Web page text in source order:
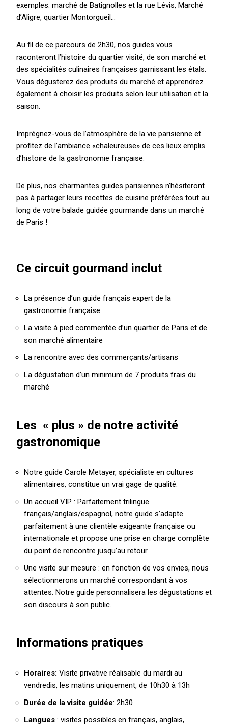
exemples: marché de Batignolles et la rue Lévis, Marché
d’Aligre, quartier Montorgueil…
Au fil de ce parcours de 2h30, nos guides vous
raconteront l’histoire du quartier visité, de son marché et
des spécialités culinaires françaises garnissant les étals.
Vous dégusterez des produits du marché et apprendrez
également à choisir les produits selon leur utilisation et la
saison.
Imprégnez-vous de l’atmosphère de la vie parisienne et
profitez de l’ambiance «chaleureuse» de ces lieux emplis
d’histoire de la gastronomie française.
De plus, nos charmantes guides parisiennes n’hésiteront
pas à partager leurs recettes de cuisine préférées tout au
long de votre balade guidée gourmande dans un marché
de Paris !
Ce circuit gourmand inclut
La présence d’un guide français expert de la
gastronomie française
La visite à pied commentée d’un quartier de Paris et de
son marché alimentaire
La rencontre avec des commerçants/artisans
La dégustation d’un minimum de 7 produits frais du
marché
Les « plus » de notre activité
gastronomique
Notre guide Carole Metayer, spécialiste en cultures
alimentaires, constitue un vrai gage de qualité.
Un accueil VIP : Parfaitement trilingue
français/anglais/espagnol, notre guide s’adapte
parfaitement à une clientèle exigeante française ou
internationale et propose une prise en charge complète
du point de rencontre jusqu’au retour.
Une visite sur mesure : en fonction de vos envies, nous
sélectionnerons un marché correspondant à vos
attentes. Notre guide personnalisera les dégustations et
son discours à son public.
Informations pratiques
Horaires: Visite privative réalisable du mardi au
vendredis, les matins uniquement, de 10h30 à 13h
Durée de la visite guidée: 2h30
Langues : visites possibles en français, anglais,